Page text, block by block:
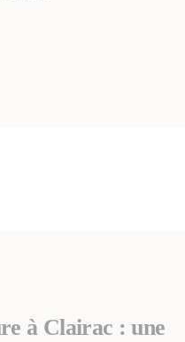
à Clairac : une